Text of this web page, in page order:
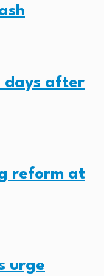
days after
reform at
urge